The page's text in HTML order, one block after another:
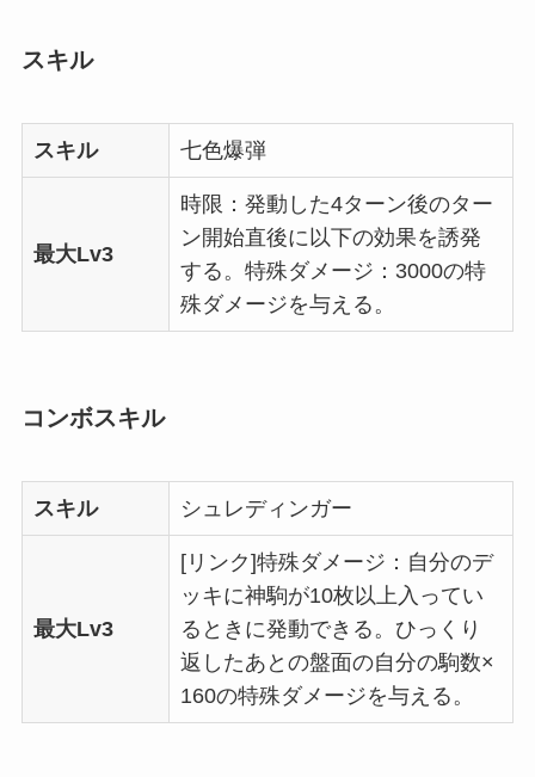
スキル
スキル 七色爆弾
最大Lv3
時限：発動した4ターン後のター
ン開始直後に以下の効果を誘発
する。特殊ダメージ：3000の特
殊ダメージを与える。
コンボスキル
スキル シュレディンガー
最大Lv3
[リンク]特殊ダメージ：自分のデ
ッキに神駒が10枚以上入ってい
るときに発動できる。ひっくり
返したあとの盤面の自分の駒数×
160の特殊ダメージを与える。